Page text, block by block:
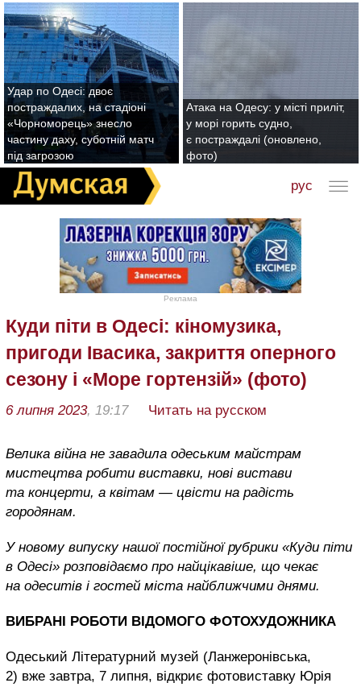
Удар по Одесі: двоє
постраждалих, на стадіоні
«Чорноморець» знесло
частину даху, суботній матч
під загрозою
Атака на Одесу: у місті приліт,
у морі горить судно,
є постраждалі (оновлено,
фото)
рус
Реклама
Куди піти в Одесі: кіномузика,
пригоди Івасика, закриття оперного
сезону і «Море гортензій» (фото)
6 липня 2023, 19:17 Читать на русском
Велика війна не завадила одеським майстрам
мистецтва робити виставки, нові вистави
та концерти, а квітам — цвісти на радість
городянам.
У новому випуску нашої постійної рубрики «Куди піти
в Одесі» розповідаємо про найцікавіше, що чекає
на одеситів і гостей міста найближчими днями.
ВИБРАНІ РОБОТИ ВІДОМОГО ФОТОХУДОЖНИКА
Одеський Літературний музей (Ланжеронівська,
2) вже завтра, 7 липня, відкриє фотовиставку Юрія